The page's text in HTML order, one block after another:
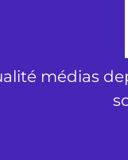
médias